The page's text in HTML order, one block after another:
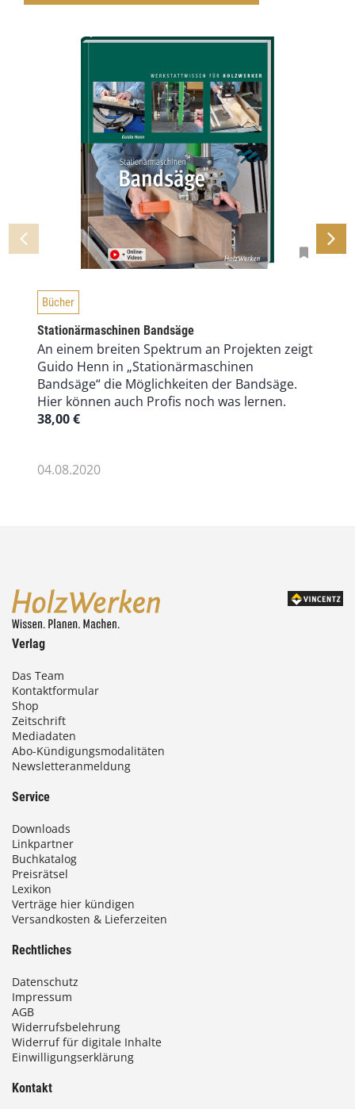
Bücher
Stationärmaschinen Bandsäge
An einem breiten Spektrum an Projekten zeigt
Guido Henn in „Stationärmaschinen
Bandsäge“ die Möglichkeiten der Bandsäge.
Hier können auch Profis noch was lernen.
38,00€
04.08.2020
Verlag
Das Team
Kontaktformular
Shop
Zeitschrift
Mediadaten
Abo-Kündigungsmodalitäten
Newsletteranmeldung
Service
Downloads
Linkpartner
Buchkatalog
Preisrätsel
Lexikon
Verträge hier kündigen
Versandkosten & Lieferzeiten
Rechtliches
Datenschutz
Impressum
AGB
Widerrufsbelehrung
Widerruf für digitale Inhalte
Einwilligungserklärung
Kontakt